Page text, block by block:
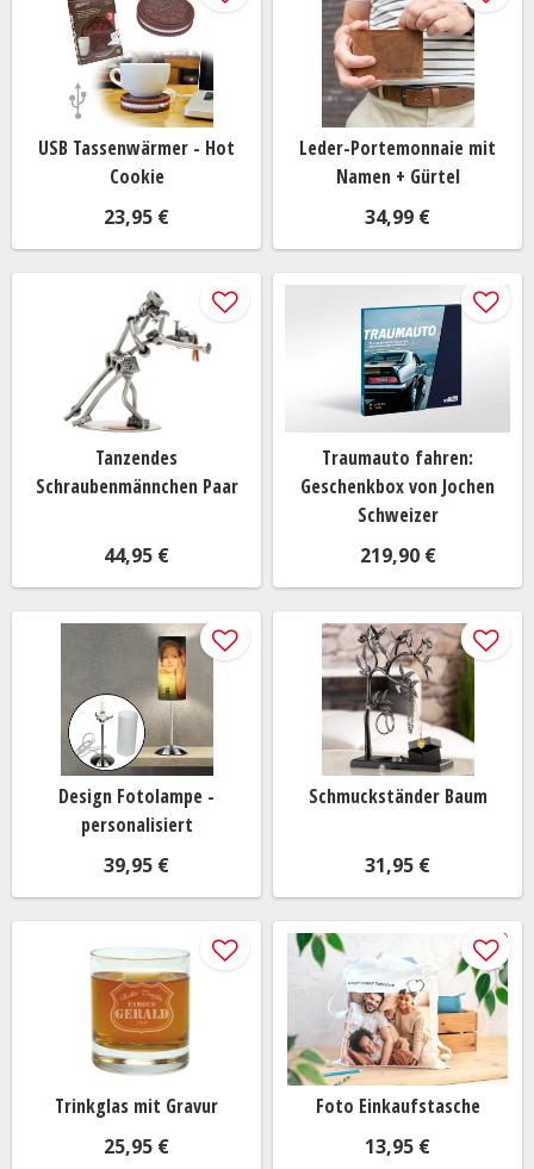
USB Tassenwärmer - Hot
Cookie
23,95 €
Leder-Portemonnaie mit
Namen + Gürtel
34,99 €
Tanzendes
Schraubenmännchen Paar
44,95 €
Traumauto fahren:
Geschenkbox von Jochen
Schweizer
219,90 €
Design Fotolampe -
personalisiert
39,95 €
Schmuckständer Baum
31,95 €
Trinkglas mit Gravur
25,95 €
Foto Einkaufstasche
13,95 €